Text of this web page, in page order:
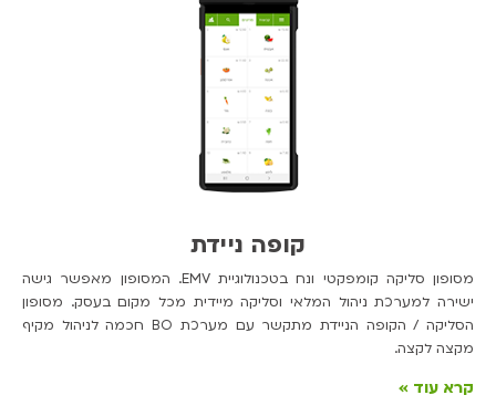
קופה ניידת
מסופון סליקה קומפקטי ונח בטכנולוגיית EMV. המסופון מאפשר גישה
ישירה למערכת ניהול המלאי וסליקה מיידית מכל מקום בעסק. מסופון
הסליקה / הקופה הניידת מתקשר עם מערכת BO חכמה לניהול מקיף
מקצה לקצה.
קרא עוד »